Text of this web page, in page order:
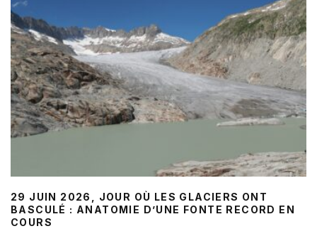
29 JUIN 2026, JOUR OÙ LES GLACIERS ONT
BASCULÉ : ANATOMIE D’UNE FONTE RECORD EN
COURS